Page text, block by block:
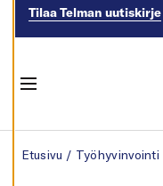
E
Tilaa Telman uutiskirje
Etusivu / Työhyvinvointi